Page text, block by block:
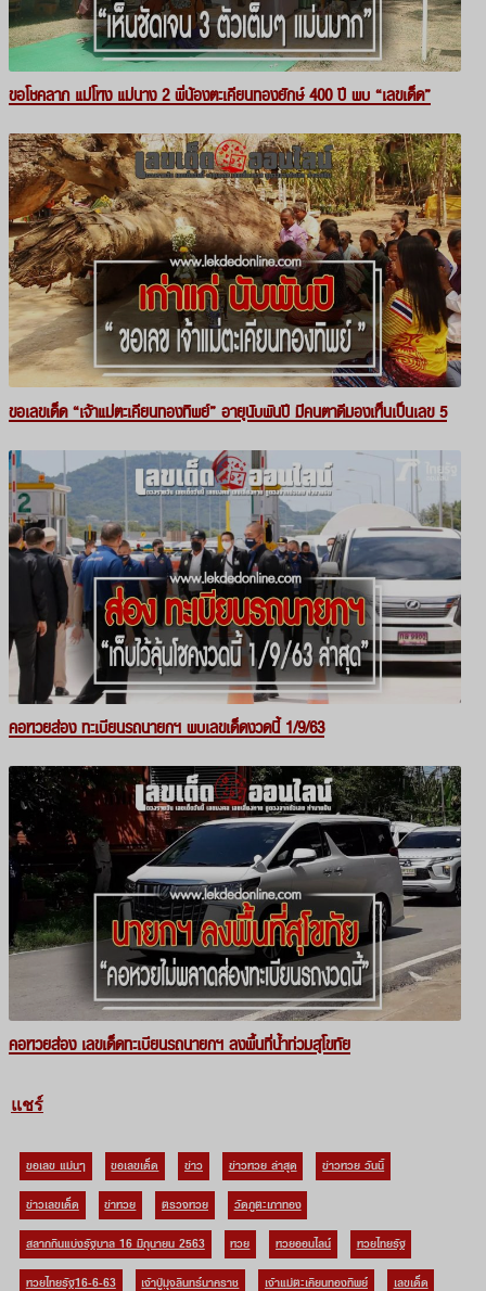
ขอโชคลาภ แม่โหง แม่นาง 2 พี่น้องตะเคียนทองยักษ์ 400 ปี พบ “เลขเด็ด”
ขอเลขเด็ด “เจ้าแม่ตะเคียนทองทิพย์” อายุนับพันปี มีคนตาดีมองเห็นเป็นเลข 5
คอหวยส่อง ทะเบียนรถนายกฯ พบเลขเด็ดงวดนี้ 1/9/63
คอหวยส่อง เลขเด็ดทะเบียนรถนายกฯ ลงพื้นที่น้ำท่วมสุโขทัย
แชร์
ขอเลข แม่นๆ ขอเลขเด็ด ข่าว ข่าวหวย ล่าสุด
ข่าวหวย วันนี้
ข่าวเลขเด็ด
ข่าหวย ตรวจหวย
วัดภูตะเภาทอง
สลากกินแบ่งรัฐบาล 16 มิถุนายน 2563
หวย หวยออนไลน์
หวยไทยรัฐ
หวยไทยรัฐ16-6-63
เจ้าปู่มุจลินทร์นาคราช เจ้าแม่ตะเคียนทองทิพย์
เลขเด็ด